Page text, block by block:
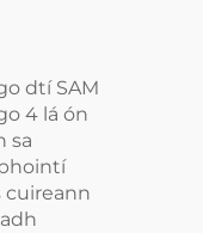
dtí SAM
4 lá ón
sa
cuireann